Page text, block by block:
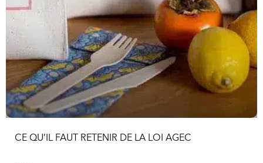
CE QU’IL FAUT RETENIR DE LA LOI AGEC